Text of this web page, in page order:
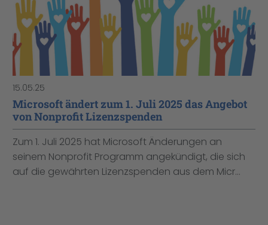
15.05.25
Microsoft ändert zum 1. Juli 2025 das Angebot
von Nonprofit Lizenzspenden
Zum 1. Juli 2025 hat Microsoft Änderungen an
seinem Nonprofit Programm angekündigt, die sich
auf die gewährten Lizenzspenden aus dem Micr...